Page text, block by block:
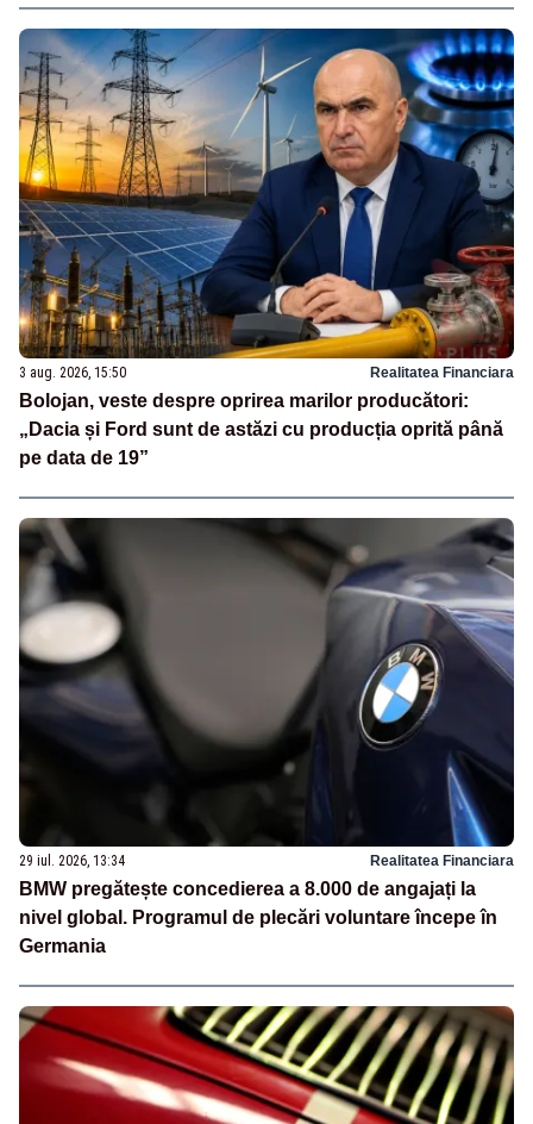
3 aug. 2026, 15:50 Realitatea Financiara
Bolojan, veste despre oprirea marilor producători:
„Dacia și Ford sunt de astăzi cu producția oprită până
pe data de 19”
29 iul. 2026, 13:34 Realitatea Financiara
BMW pregătește concedierea a 8.000 de angajați la
nivel global. Programul de plecări voluntare începe în
Germania